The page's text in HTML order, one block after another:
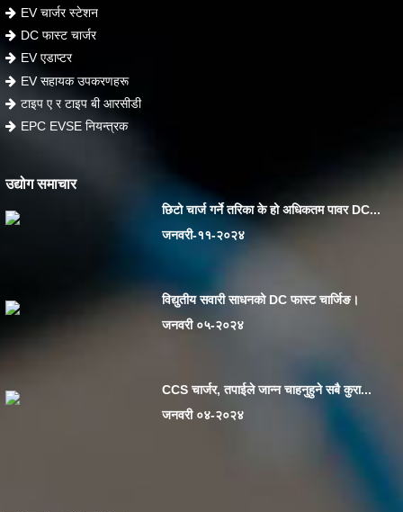
EV चार्जर स्टेशन
DC फास्ट चार्जर
EV एडाप्टर
EV सहायक उपकरणहरू
टाइप ए र टाइप बी आरसीडी
EPC EVSE नियन्त्रक
उद्योग समाचार
छिटो चार्ज गर्ने तरिका के हो अधिकतम पावर DC...
जनवरी-११-२०२४
विद्युतीय सवारी साधनको DC फास्ट चार्जिङ।
जनवरी ०५-२०२४
CCS चार्जर, तपाईले जान्न चाहनुहुने सबै कुरा...
जनवरी ०४-२०२४